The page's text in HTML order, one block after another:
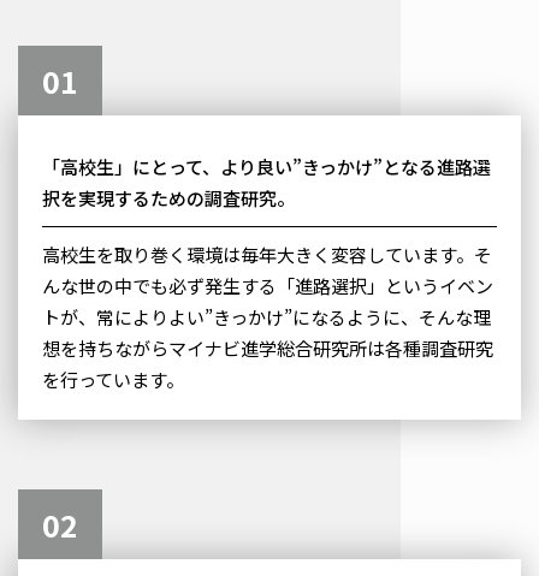
01
「高校生」にとって、より良い”きっかけ”となる進路選
択を実現するための調査研究。
高校生を取り巻く環境は毎年大きく変容しています。そ
んな世の中でも必ず発生する「進路選択」というイベン
トが、常によりよい”きっかけ”になるように、そんな理
想を持ちながらマイナビ進学総合研究所は各種調査研究
を行っています。
02